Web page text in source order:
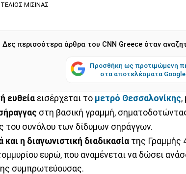
ΜΙΣΙΝΑΣ
Δες περισσότερα άρθρα του CNN Greece όταν
Προσθήκη ως προτιμώμενη
στα αποτελέσματα Google
ευθεία εισέρχεται το μετρό Θεσσαλονίκης,
στη βασική γραμμή,
του συνόλου των δίδυμων σηράγγων.
και η διαγωνιστική διαδικασία της Γραμμής
ευρώ, που αναμένεται να δώσει
συμπρωτεύουσας.